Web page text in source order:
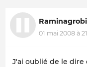
01 mai 2008 à
J'ai oublié de le